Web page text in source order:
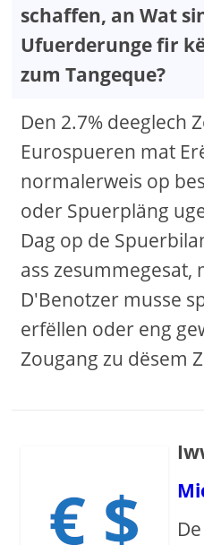
schaffen, an Wat
Ufuerderunge fir
zum Tangeque?
Den 2.7% deeglech
Eurospueren mat
normalerweis op
oder Spuerpläng
Dag op de
ass zesummegesat,
D'Benotzer musse
erfëllen oder eng
Zougang zu dësem